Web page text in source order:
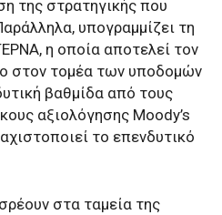
της στρατηγικής που
υπογραμμίζει τη
η οποία αποτελεί τον
στον τομέα των υποδομών
βαθμίδα από τους
αξιολόγησης Moody’s
το επενδυτικό
στα ταμεία της